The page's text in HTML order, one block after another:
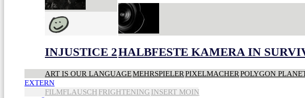
INJUSTICE 2HALBFESTE KAMERA IN
ART IS OUR LANGUAGEMEHRSPIELERPIXELMACHERPOLYGON
EXTERN
FILMFLAUSCH FRIGHTENING INSERT MOIN